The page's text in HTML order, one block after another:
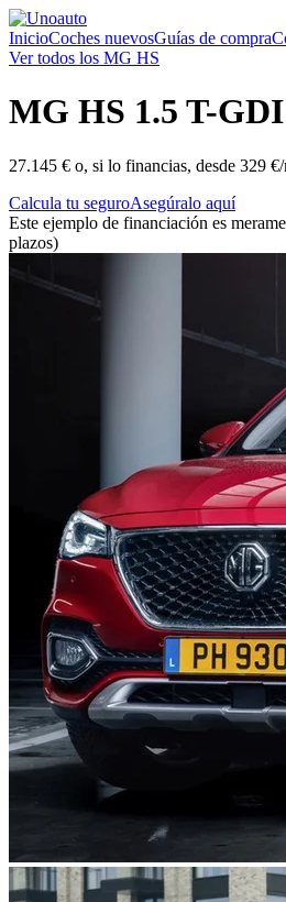
InicioCoches nuevosGuías de compra
Ver todos los MG HS
MG HS 1.5 T-
27.145 € o, si lo financias, desde 329 €/
Calcula tu seguroAsegúralo aquí
Este ejemplo de financiación es
plazos)